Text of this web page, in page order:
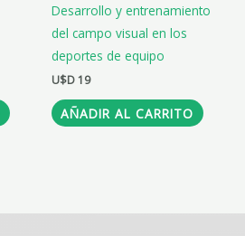
Desarrollo y entrenamiento
del campo visual en los
deportes de equipo
U$D19
AÑADIR AL CARRITO